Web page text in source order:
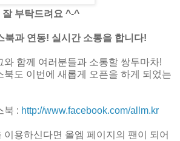
잘 부탁드려요 ^-^
북과 연동! 실시간 소통을 합니다!
와 함께 여러분들과 소통할 쌍두마차!
북도 이번에 새롭게 오픈을 하게 되었는
북 : http://www.facebook.com/allm.kr
이용하신다면 올엠 페이지의 팬이 되어